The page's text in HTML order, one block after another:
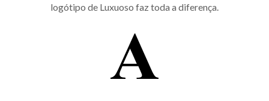
logótipo de Luxuoso faz toda a diferença.